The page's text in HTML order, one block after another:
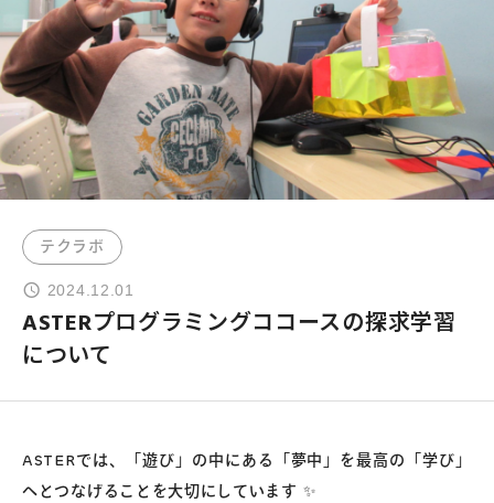
生徒・保護者の声
スタッフ紹介
アクセス
お問い合わせ
団体向け出張英会話
コラム・読み物
テクラボ
2024.12.01
ASTERプログラミングココースの探求学習
について
ASTERでは、「遊び」の中にある「夢中」を最高の「学び」
へとつなげることを大切にしています ✨